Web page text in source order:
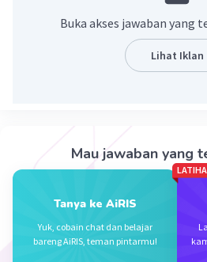
= (2x + 6) - (x - 5)
= 2x - 6 - x - 5
= 2x - x + 1
Buka akses jawaban yang
Lihat Iklan
Mau jawaban yang
Tanya ke AiRIS
Yuk, cobain chat dan belajar
bareng AiRIS, teman pintarmu!